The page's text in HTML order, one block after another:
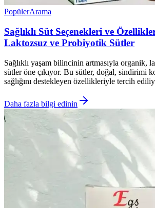
PopülerArama
Sağlıklı Süt Seçenekleri ve
Laktozsuz ve Probiyotik Sütler
Sağlıklı yaşam bilincinin artmasıyla organik,
sütler öne çıkıyor. Bu sütler, doğal, sindirimi
sağlığını destekleyen özellikleriyle tercih
Daha fazla bilgi edinin